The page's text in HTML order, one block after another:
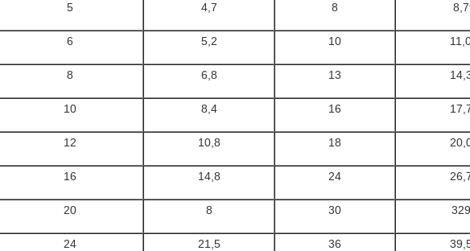
5 4,7 8
6 5,2 10
8 6,8 13
10 8,4 16
12 10,8 18
16 14,8 24
20 8 30
24 21,5 36